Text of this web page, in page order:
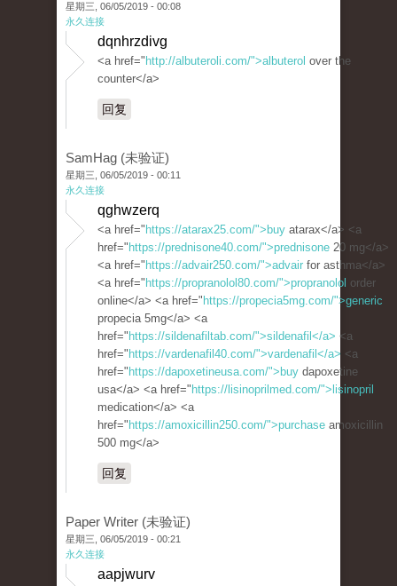
星期三, 06/05/2019 - 00:08
永久连接
dqnhrzdivg
<a href=" http://albuteroli.com/">albuterol over the
counter</a>
回复
SamHag (未验证)
星期三, 06/05/2019 - 00:11
永久连接
qghwzerq
<a href=" https://atarax25.com/">buy atarax</a> <a
href=" https://prednisone40.com/">prednisone 20 mg</a>
<a href=" https://advair250.com/">advair for asthma</a>
<a href=" https://propranolol80.com/">propranolol order
online</a> <a href=" https://propecia5mg.com/">generic
propecia 5mg</a> <a
href=" https://sildenafiltab.com/">sildenafil</a> <a
href=" https://vardenafil40.com/">vardenafil</a> <a
href=" https://dapoxetineusa.com/">buy dapoxetine
usa</a> <a href=" https://lisinoprilmed.com/">lisinopril
medication</a> <a
href=" https://amoxicillin250.com/">purchase amoxicillin
500 mg</a>
回复
Paper Writer (未验证)
星期三, 06/05/2019 - 00:21
永久连接
aapjwurv